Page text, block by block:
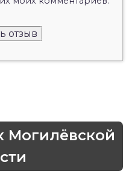
Могилёвской